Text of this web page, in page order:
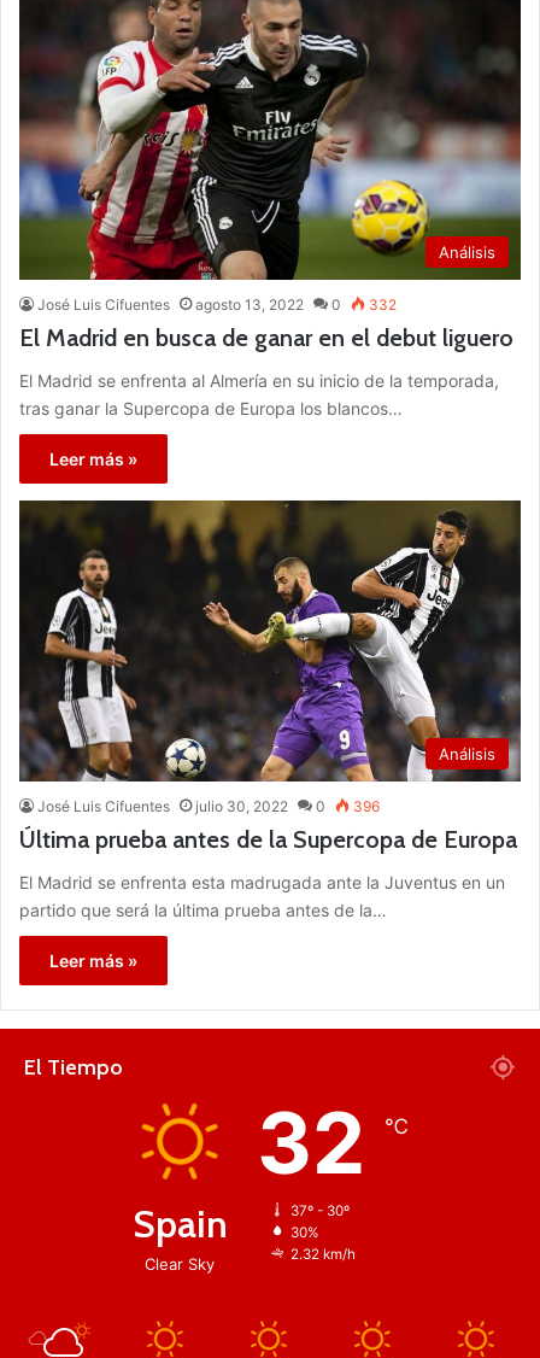
Análisis
José Luis Cifuentes agosto 13, 2022 0 332
El Madrid en busca de ganar en el debut liguero
El Madrid se enfrenta al Almería en su inicio de la temporada,
tras ganar la Supercopa de Europa los blancos…
Leer más »
Análisis
José Luis Cifuentes julio 30, 2022 0 396
Última prueba antes de la Supercopa de Europa
El Madrid se enfrenta esta madrugada ante la Juventus en un
partido que será la última prueba antes de la…
Leer más »
El Tiempo
Spain
Clear Sky
32 ℃
37º - 30º
30%
2.32 km/h